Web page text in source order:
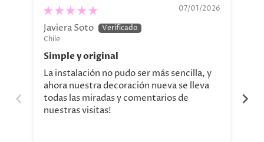
07/01/2026
Javiera Soto
Chile
Simple y original
La instalación no pudo ser más sencilla, y
ahora nuestra decoración nueva se lleva
todas las miradas y comentarios de
nuestras visitas!